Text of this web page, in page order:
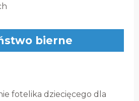
bierne
fotelika dziecięcego dla